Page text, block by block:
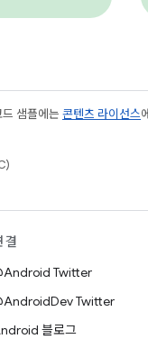
샘플에는 콘텐츠 라이선스
결
Twitter
Twitter
블로그